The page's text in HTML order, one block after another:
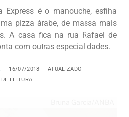
Express é o manouche, esfiha
pizza árabe, de massa mais
A casa fica na rua Rafael de
com outras especialidades.
16/07/2018
ATUALIZADO
LEITURA